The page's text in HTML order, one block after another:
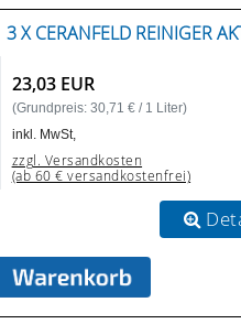
3 X CERANFELD REINIGER
23,03 EUR
(Grundpreis: 30,71 € / 1 Liter)
inkl. MwSt,
zzgl. Versandkosten
(ab 60 € versandkostenfrei)